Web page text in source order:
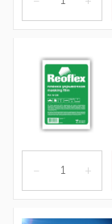
– +